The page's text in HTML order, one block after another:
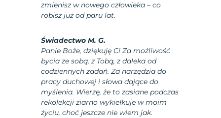
zmienisz w nowego człowieka – co
robisz już od paru lat.
Świadectwo M. G.
Panie Boże, dziękuję Ci Za możliwość
bycia ze sobą, z Tobą, z daleka od
codziennych zadań. Za narzędzia do
pracy duchowej i słowa dające do
myślenia. Wierzę, że to zasiane podczas
rekolekcji ziarno wykiełkuje w moim
życiu, choć jeszcze nie wiem jak.